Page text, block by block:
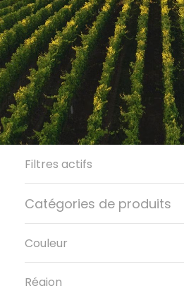
Filtres actifs
Catégories de produits
Couleur
Région